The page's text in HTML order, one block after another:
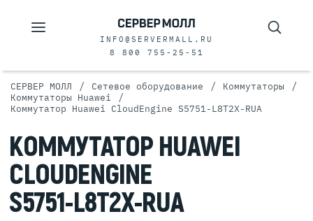
INFO@SERVERMALL.RU
8 800 755-25-51
СЕРВЕР МОЛЛ / Сетевое оборудование / Коммутаторы /
Коммутаторы Huawei /
Коммутатор Huawei CloudEngine S5751-L8T2X-RUA
КОММУТАТОР HUAWEI
CLOUDENGINE
S5751-L8T2X-RUA